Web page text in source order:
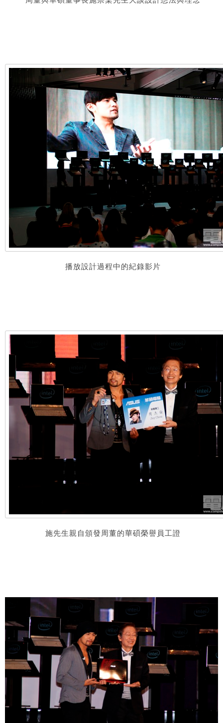
播放設計過程中的紀錄影片
施先生親自頒發周董的華碩榮譽員工證